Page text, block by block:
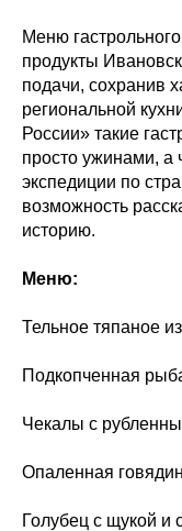
Меню
продукты
подачи, сохранив
региональной
России» такие
просто ужинами, а
экспедиции по
возможность
историю.
Меню:
Тельное тяпаное
Подкопченная
Чекалы с
Опаленная
Голубец с щукой и